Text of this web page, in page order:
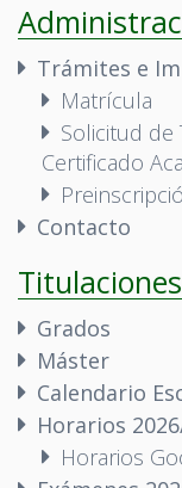
Trámites e
Matrícula
Solicitud de
Certificado
Contacto
Titulaciones
Grados
Máster
Calendario
Horarios
Horarios